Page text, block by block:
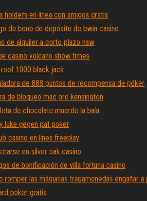
holdem en línea con amigos gratis
de bono de depósito de bwin casino
de alquiler a corto plazo nsw
casino volcano show times
1000 black jack
de 888 puntos de recompensa de póker
de bloqueo mac pro kensington
de chocolate muerde la bala
luke gegen pat poker
casino en línea freeplay
en silver oak casino
de bonificación de villa fortuna casino
romper las máquinas tragamonedas engañar
poker gratis